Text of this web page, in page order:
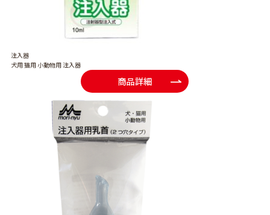
注入器
犬用 猫用 小動物用 注入器
商品詳細